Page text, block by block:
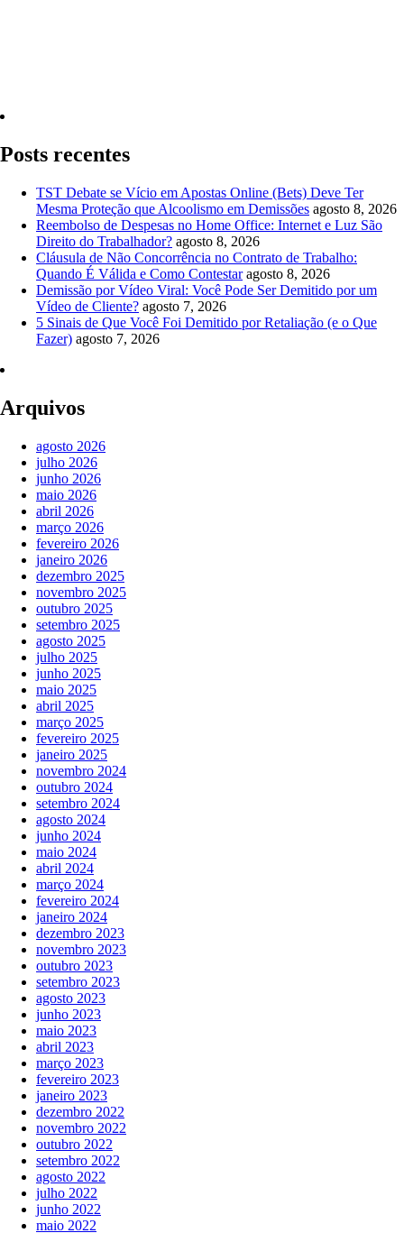
Posts recentes
TST Debate se Vício em Apostas Online (Bets) Deve Ter
Mesma Proteção que Alcoolismo em Demissões agosto 8, 2026
Reembolso de Despesas no Home Office: Internet e Luz São
Direito do Trabalhador? agosto 8, 2026
Cláusula de Não Concorrência no Contrato de Trabalho:
Quando É Válida e Como Contestar agosto 8, 2026
Demissão por Vídeo Viral: Você Pode Ser Demitido por um
Vídeo de Cliente? agosto 7, 2026
5 Sinais de Que Você Foi Demitido por Retaliação (e o Que
Fazer) agosto 7, 2026
Arquivos
agosto 2026
julho 2026
junho 2026
maio 2026
abril 2026
março 2026
fevereiro 2026
janeiro 2026
dezembro 2025
novembro 2025
outubro 2025
setembro 2025
agosto 2025
julho 2025
junho 2025
maio 2025
abril 2025
março 2025
fevereiro 2025
janeiro 2025
novembro 2024
outubro 2024
setembro 2024
agosto 2024
junho 2024
maio 2024
abril 2024
março 2024
fevereiro 2024
janeiro 2024
dezembro 2023
novembro 2023
outubro 2023
setembro 2023
agosto 2023
junho 2023
maio 2023
abril 2023
março 2023
fevereiro 2023
janeiro 2023
dezembro 2022
novembro 2022
outubro 2022
setembro 2022
agosto 2022
julho 2022
junho 2022
maio 2022